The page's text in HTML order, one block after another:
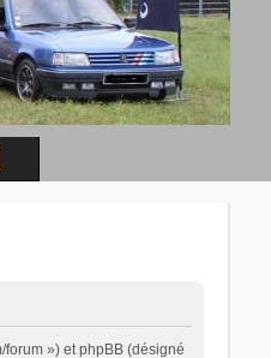
») et phpBB (désigné